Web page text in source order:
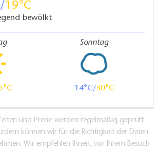
19
bewölkt
Sonntag
14 30
und Preise werden regelmäßig geprüft
können wir für die Richtigkeit der Daten
Wir empfehlen Ihnen, vor Ihrem Besuch